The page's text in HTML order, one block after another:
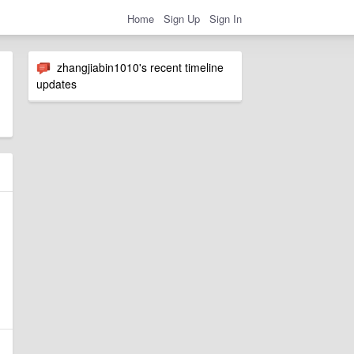
Home Sign Up Sign In
zhangjiabin1010's recent timeline
updates